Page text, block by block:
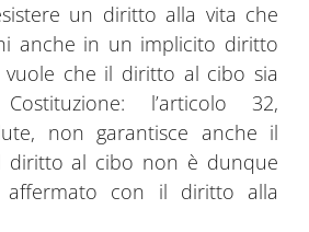
un diritto alla vita che
anche in un implicito diritto
che il diritto al cibo sia
l’articolo 32,
non garantisce anche il
diritto al cibo non è dunque
affermato con il diritto alla